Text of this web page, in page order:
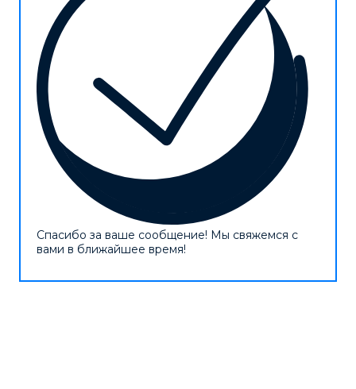
Спасибо за ваше сообщение! Мы свяжемся с
вами в ближайшее время!